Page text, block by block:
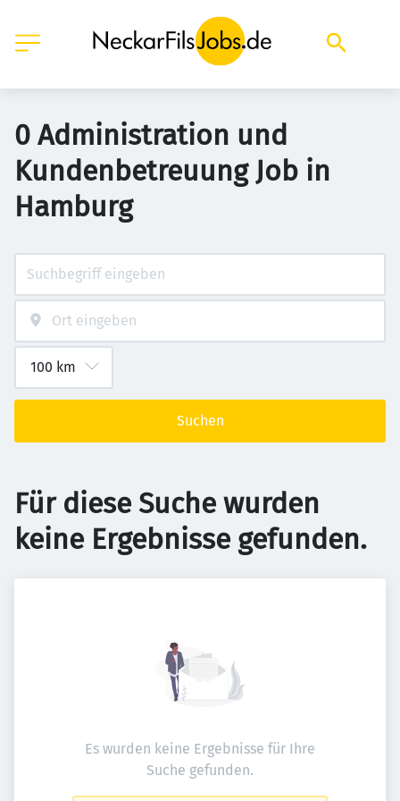
0 Administration und
Kundenbetreuung Job in
Hamburg
Suchen
Für diese Suche wurden
keine Ergebnisse gefunden.
Es wurden keine Ergebnisse für Ihre
Suche gefunden.